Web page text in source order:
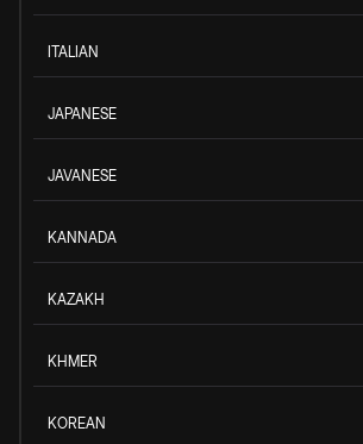
ITALIAN
JAPANESE
JAVANESE
KANNADA
KAZAKH
KHMER
KOREAN